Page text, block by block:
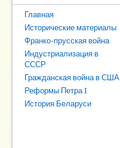
Главная
Исторические материалы
Франко-прусская война
Индустриализация в
СССР
Гражданская война в США
Реформы Петра I
История Беларуси